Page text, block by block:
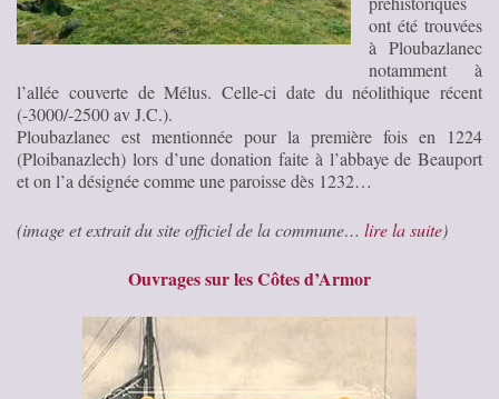
ont été trouvées
à Ploubazlanec
notamment à
l’allée couverte de Mélus. Celle-ci date du néolithique récent
(-3000/-2500 av J.C.).
Ploubazlanec est mentionnée pour la première fois en 1224
(Ploibanazlech) lors d’une donation faite à l’abbaye de Beauport
et on l’a désignée comme une paroisse dès 1232…
(image et extrait du site officiel de la commune… lire la suite)
Ouvrages sur les Côtes d’Armor